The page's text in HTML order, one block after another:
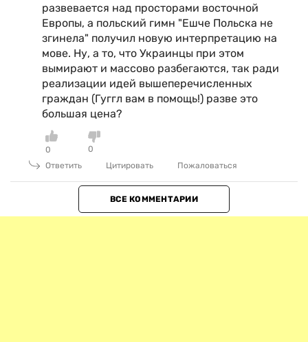
развевается над просторами восточной
Европы, а польский гимн "Ешче Польска не
згинела" получил новую интерпретацию на
мове. Ну, а то, что Украинцы при этом
вымирают и массово разбегаются, так ради
реализации идей вышеперечисленных
граждан (Гуггл вам в помощь!) разве это
большая цена?
0
0
Ответить
Цитировать Пожаловаться
ВСЕ КОММЕНТАРИИ